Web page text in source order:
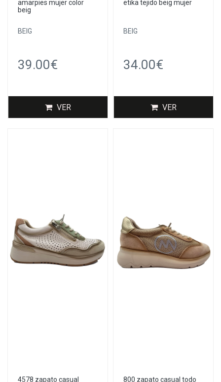
amarpies mujer color
beig
BEIG
39.00€
VER
etika tejido beig mujer
BEIG
34.00€
VER
4578 zapato casual
800 zapato casual todo